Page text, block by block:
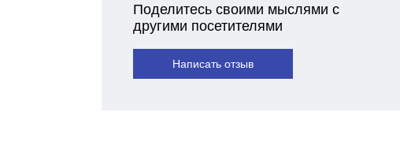
Поделитесь своими мыслями с
другими посетителями
Написать отзыв